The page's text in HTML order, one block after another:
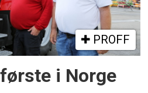
PROFF
i Norge